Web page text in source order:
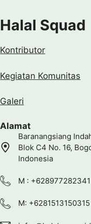
Halal Squad
Kontributor
Kegiatan Komunitas
Galeri
Alamat
Baranangsiang
Blok C4 No. 16,
Indonesia
M : +628977282341
M: +6281513150315